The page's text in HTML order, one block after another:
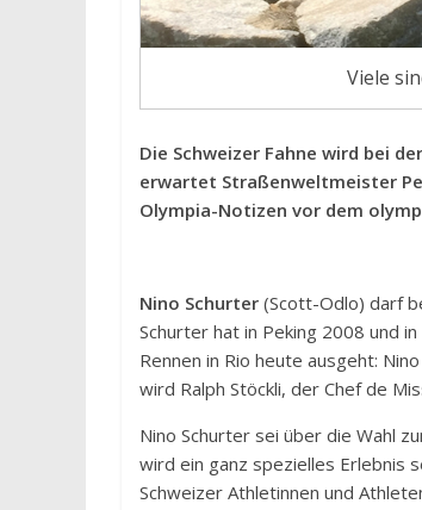
Viele
Die Schweizer Fahne wird bei
erwartet Straßenweltmeister
Olympia-Notizen vor dem
Nino Schurter (Scott-Odlo) darf
Schurter hat in Peking 2008 und
Rennen in Rio heute ausgeht:
wird Ralph Stöckli, der Chef de
Nino Schurter sei über die Wahl
wird ein ganz spezielles Erlebnis
Schweizer Athletinnen und